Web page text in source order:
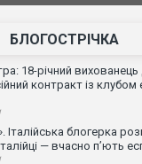
БЛОГОСТРІЧКА
18-річний
контракт із клубом
Італійська блогерка
— вчасно п’ють